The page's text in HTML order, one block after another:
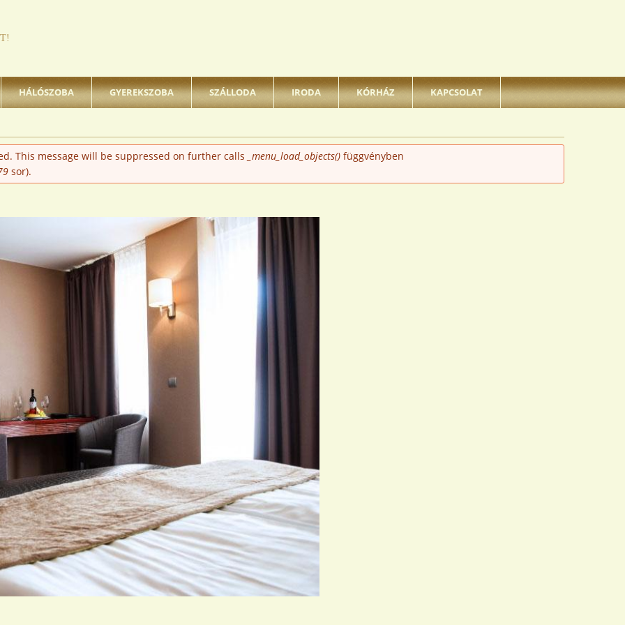
HÁLÓSZOBA GYEREKSZOBA SZÁLLODA IRODA KÓRHÁZ KAPCSOLAT
This message will be suppressed on further calls _menu_load_objects() függvényben
sor).